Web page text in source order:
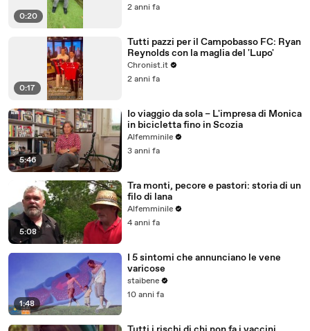
0:20
2 anni fa
0:17
Tutti pazzi per il Campobasso FC: Ryan
Reynolds con la maglia del 'Lupo'
Chronist.it
2 anni fa
5:46
Io viaggio da sola – L'impresa di Monica
in bicicletta fino in Scozia
Alfemminile
3 anni fa
5:08
Tra monti, pecore e pastori: storia di un
filo di lana
Alfemminile
4 anni fa
1:48
I 5 sintomi che annunciano le vene
varicose
staibene
10 anni fa